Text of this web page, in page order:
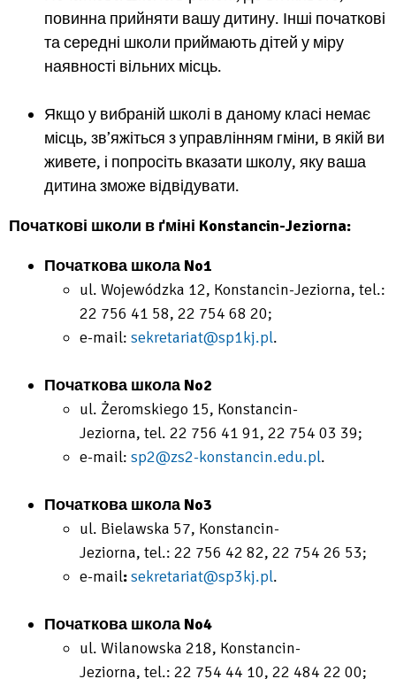
повинна прийняти вашу дитину. Інші початкові
та середні школи приймають дітей у міру
наявності вільних місць.
Якщо у вибраній школі в даному класі немає
місць, зв’яжіться з управлінням гміни, в якій ви
живете, і попросіть вказати школу, яку ваша
дитина зможе відвідувати.
Початкові школи в ґміні Konstancin-Jeziorna:
Початкова школа No1
ul. Wojewódzka 12, Konstancin-Jeziorna, tel.:
22 756 41 58, 22 754 68 20;
e-mail: sekretariat@sp1kj.pl.
Початкова школа No2
ul. Żeromskiego 15, Konstancin-
Jeziorna, tel. 22 756 41 91, 22 754 03 39;
e-mail: sp2@zs2-konstancin.edu.pl.
Початкова школа No3
ul. Bielawska 57, Konstancin-
Jeziorna, tel.: 22 756 42 82, 22 754 26 53;
e-mail:sekretariat@sp3kj.pl.
Початкова школа No4
ul. Wilanowska 218, Konstancin-
Jeziorna, tel.: 22 754 44 10, 22 484 22 00;